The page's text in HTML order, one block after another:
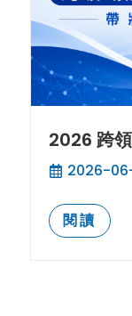
2026 跨
2026-
閱讀